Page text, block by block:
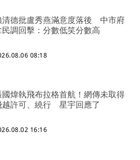
清德批盧秀燕滿意度落後 中市府
民調回擊：分數低笑分數高
08:18
國煒執飛布拉格首航！網傳未取得
越許可、繞行 星宇回應了
16:16